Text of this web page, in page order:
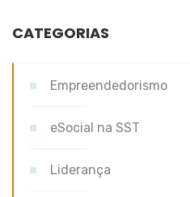
CATEGORIAS
Empreendedorismo
eSocial na SST
Liderança